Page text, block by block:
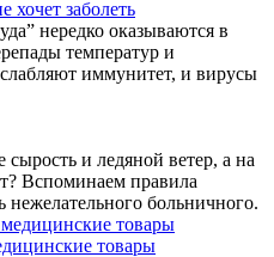
хочет заболеть
нередко оказываются в
температур и
иммунитет, и вирусы
сырость и ледяной ветер, а на
Вспоминаем правила
больничного.
товары